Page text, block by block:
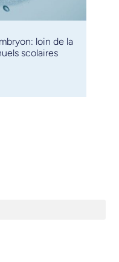
loin de la
scolaires